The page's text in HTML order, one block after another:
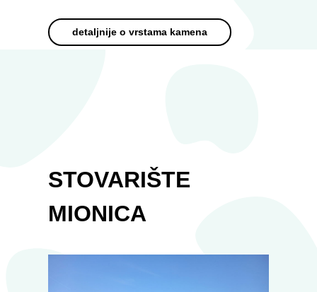
detaljnije o vrstama kamena
STOVARIŠTE
MIONICA